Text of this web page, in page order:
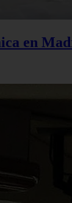
en